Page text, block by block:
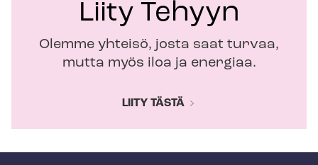
Liity Tehyyn
Olemme yhteisö, josta saat turvaa,
mutta myös iloa ja energiaa.
LIITY TÄSTÄ